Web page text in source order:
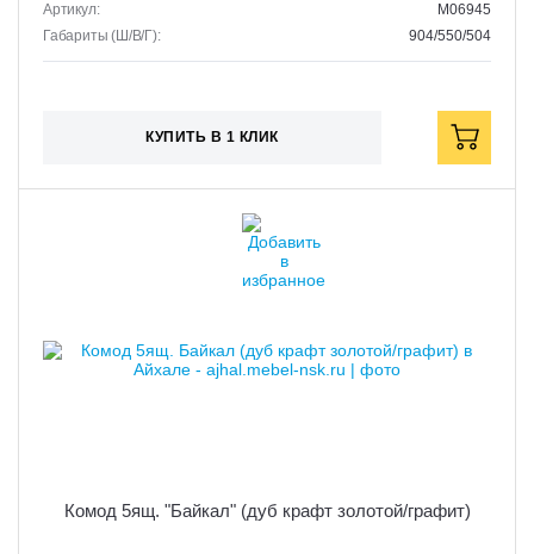
Артикул:
M06945
Габариты (Ш/В/Г):
904/550/504
КУПИТЬ В 1 КЛИК
Комод 5ящ. "Байкал" (дуб крафт золотой/графит)